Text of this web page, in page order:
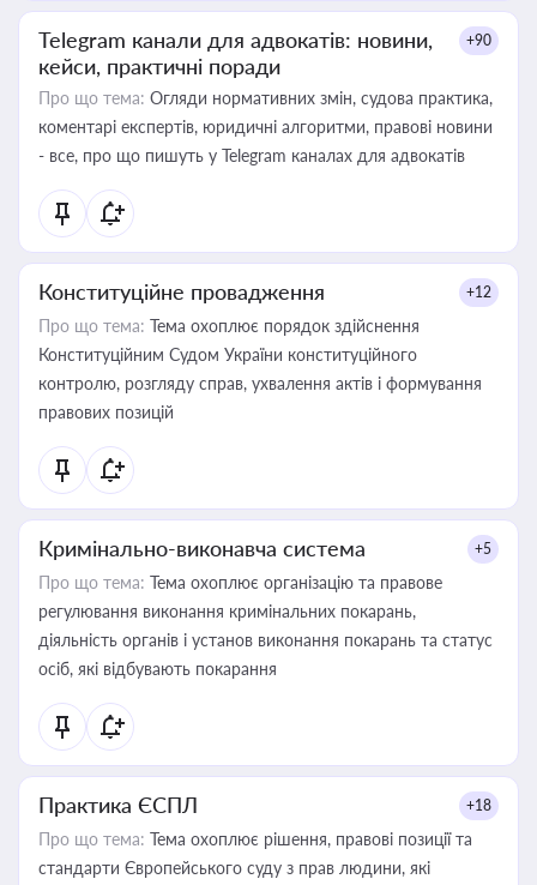
Telegram канали для адвокатів: новини,
кейси, практичні поради
+90
Про що тема: Огляди нормативних змін, судова практика,
коментарі експертів, юридичні алгоритми, правові новини
- все, про що пишуть у Telegram каналах для адвокатів
Конституційне провадження +12
Про що тема: Тема охоплює порядок здійснення
Конституційним Судом України конституційного
контролю, розгляду справ, ухвалення актів і формування
правових позицій
Кримінально-виконавча система +5
Про що тема: Тема охоплює організацію та правове
регулювання виконання кримінальних покарань,
діяльність органів і установ виконання покарань та статус
осіб, які відбувають покарання
Практика ЄСПЛ +18
Про що тема: Тема охоплює рішення, правові позиції та
стандарти Європейського суду з прав людини, які